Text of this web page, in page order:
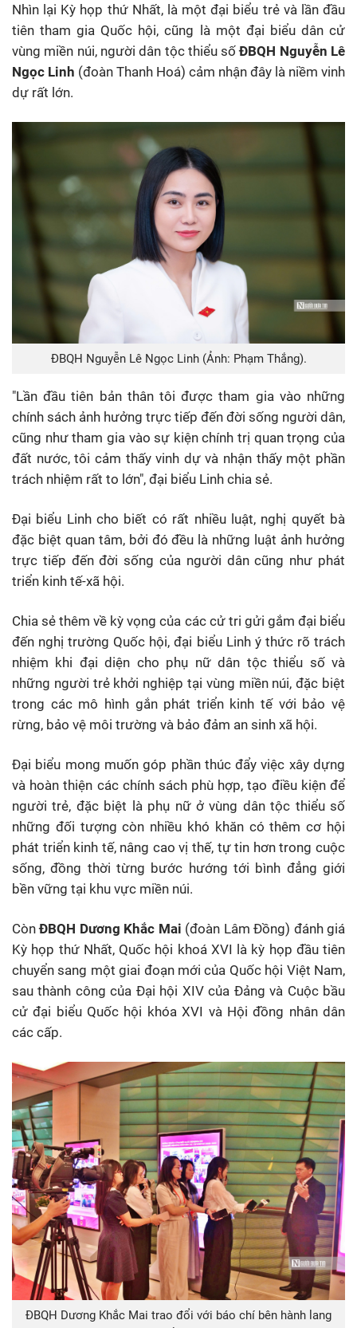
Nhìn lại Kỳ họp thứ Nhất, là một đại biểu trẻ và lần đầu
tiên tham gia Quốc hội, cũng là một đại biểu dân cử
vùng miền núi, người dân tộc thiểu sốĐBQH Nguyễn Lê
Ngọc Linh (đoàn Thanh Hoá) cảm nhận đây là niềm vinh
dự rất lớn.
ĐBQH Nguyễn Lê Ngọc Linh (Ảnh: Phạm Thắng).
"Lần đầu tiên bản thân tôi được tham gia vào những
chính sách ảnh hưởng trực tiếp đến đời sống người dân,
cũng như tham gia vào sự kiện chính trị quan trọng của
đất nước, tôi cảm thấy vinh dự và nhận thấy một phần
trách nhiệm rất to lớn", đại biểu Linh chia sẻ.
Đại biểu Linh cho biết có rất nhiều luật, nghị quyết bà
đặc biệt quan tâm, bởi đó đều là những luật ảnh hưởng
trực tiếp đến đời sống của người dân cũng như phát
triển kinh tế-xã hội.
Chia sẻ thêm về kỳ vọng của các cử tri gửi gắm đại biểu
đến nghị trường Quốc hội, đại biểu Linh ý thức rõ trách
nhiệm khi đại diện cho phụ nữ dân tộc thiểu số và
những người trẻ khởi nghiệp tại vùng miền núi, đặc biệt
trong các mô hình gắn phát triển kinh tế với bảo vệ
rừng, bảo vệ môi trường và bảo đảm an sinh xã hội.
Đại biểu mong muốn góp phần thúc đẩy việc xây dựng
và hoàn thiện các chính sách phù hợp, tạo điều kiện để
người trẻ, đặc biệt là phụ nữ ở vùng dân tộc thiểu số
những đối tượng còn nhiều khó khăn có thêm cơ hội
phát triển kinh tế, nâng cao vị thế, tự tin hơn trong cuộc
sống, đồng thời từng bước hướng tới bình đẳng giới
bền vững tại khu vực miền núi.
CònĐBQH Dương Khắc Mai (đoàn Lâm Đồng) đánh giá
Kỳ họp thứ Nhất, Quốc hội khoá XVI là kỳ họp đầu tiên
chuyển sang một giai đoạn mới của Quốc hội Việt Nam,
sau thành công của Đại hội XIV của Đảng và Cuộc bầu
cử đại biểu Quốc hội khóa XVI và Hội đồng nhân dân
các cấp.
ĐBQH Dương Khắc Mai trao đổi với báo chí bên hành lang